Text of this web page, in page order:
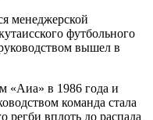
менеджерской
футбольного
вышел в
«Аиа» в 1986 года и
команда стала
регби вплоть до распада